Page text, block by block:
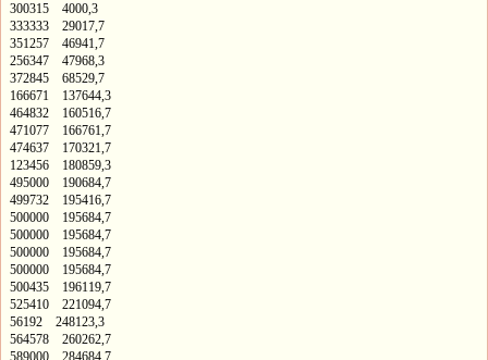
300315 4000,3
333333 29017,7
351257 46941,7
256347 47968,3
372845 68529,7
166671 137644,3
464832 160516,7
471077 166761,7
474637 170321,7
123456 180859,3
495000 190684,7
499732 195416,7
500000 195684,7
500000 195684,7
500000 195684,7
500000 195684,7
500435 196119,7
525410 221094,7
56192 248123,3
564578 260262,7